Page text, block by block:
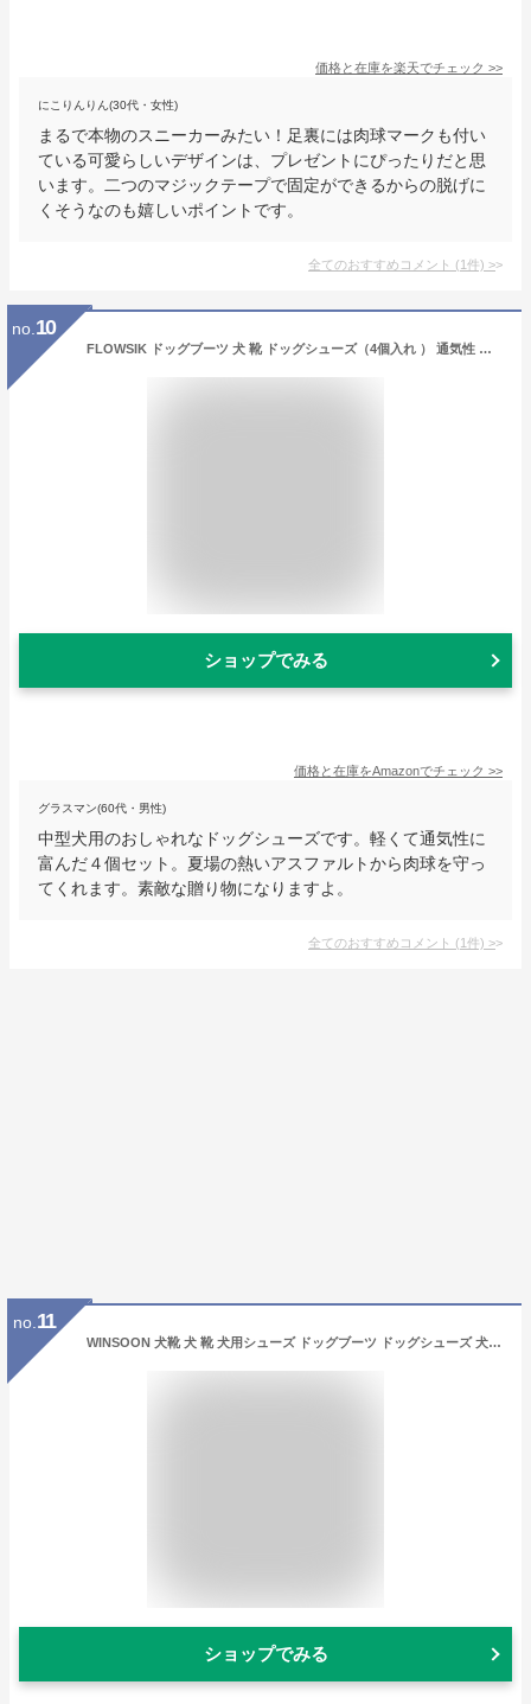
価格と在庫を楽天でチェック >>
にこりんりん(30代・女性)
まるで本物のスニーカーみたい！足裏には肉球マークも付い
ている可愛らしいデザインは、プレゼントにぴったりだと思
います。二つのマジックテープで固定ができるからの脱げに
くそうなのも嬉しいポイントです。
全てのおすすめコメント (1件) >
no. 10
FLOWSIK ドッグブーツ 犬 靴 ドッグシューズ（4個入れ ） 通気性 介護 滑り止め 肉球守り 春 夏 秋 冬 散歩 足を保護 軽くて 柔らか 中型犬 大型犬にフィット (04, グリーン）
ショップでみる
価格と在庫をAmazonでチェック >>
グラスマン(60代・男性)
中型犬用のおしゃれなドッグシューズです。軽くて通気性に
富んだ４個セット。夏場の熱いアスファルトから肉球を守っ
てくれます。素敵な贈り物になりますよ。
全てのおすすめコメント (1件) >
no. 11
WINSOON 犬靴 犬 靴 犬用シューズ ドッグブーツ ドッグシューズ 犬の靴 犬用靴 小型犬 滑り止め 通気性 4個入り ピンク サイズ④
ショップでみる